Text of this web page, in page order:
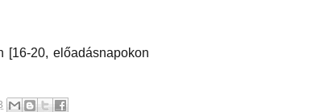
[16-20, előadásnapokon